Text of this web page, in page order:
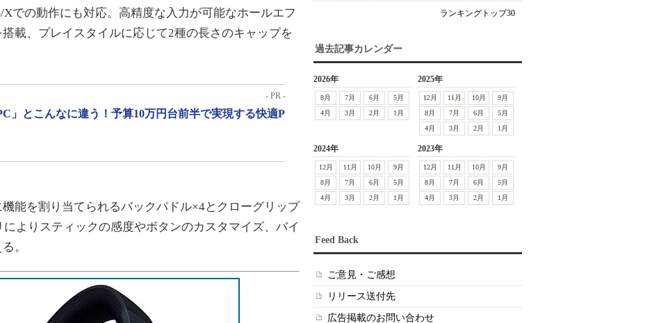
Xでの動作にも対応。高精度な入力が可能なホールエフ
載、プレイスタイルに応じて2種の長さのキャップを
- PR -
」とこんなに違う！予算10万円台前半で実現する快適P
能を割り当てられるバックパドル×4とクローグリップ
よりスティックの感度やボタンのカスタマイズ、バイ
。
ランキングトップ30
過去記事カレンダー
2026年
8月 7月 6月
5月
4月
3月 2月 1月
2025年
12月 11月 10月
9月
8月
7月 6月
5月
4月
3月 2月 1月
2024年
12月 11月 10月
9月
8月
7月 6月
5月
4月
3月 2月 1月
2023年
12月 11月 10月
9月
8月
7月 6月
5月
4月
3月 2月 1月
Feed Back
ご意見・ご感想
リリース送付先
広告掲載のお問い合わせ